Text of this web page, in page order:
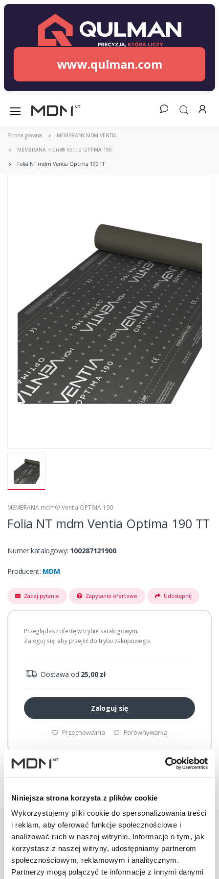
Niniejsza strona korzysta z plików cookie
Wykorzystujemy pliki cookie do spersonalizowania treści
i reklam, aby oferować funkcje społecznościowe i
analizować ruch w naszej witrynie. Informacje o tym, jak
korzystasz z naszej witryny, udostępniamy partnerom
społecznościowym, reklamowym i analitycznym.
Partnerzy mogą połączyć te informacje z innymi danymi
www.qulman.com
Strona główna MEMBRANY MDM VENTIA
MEMBRANA mdm® Ventia OPTIMA 190
Folia NT mdm Ventia Optima 190 TT
MEMBRANA mdm® Ventia OPTIMA 190
Folia NT mdm Ventia Optima 190 TT
Numer katalogowy: 100287121900
Producent: MDM
Zadaj pytanie Zapytanie ofertowe Udostępnij
Przeglądasz ofertę w trybie katalogowym.
Zaloguj się, aby przejść do trybu zakupowego.
Dostawa od 25,00 zł
Zaloguj się
Przechowalnia Porównywarka
Warianty Opis Specyfikacja